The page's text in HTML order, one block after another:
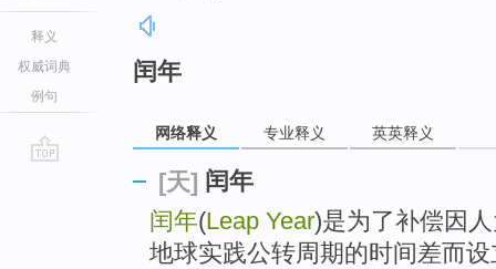
释义
权威词典
例句
闰年
网络释义 专业释义 英英释义
[天] 闰年
闰年(Leap Year)是为了补偿因
地球实践公转周期的时间差而